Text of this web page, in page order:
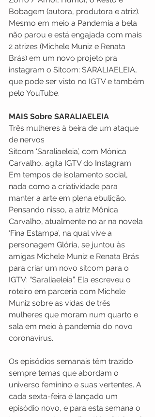
Bobagem (autora, produtora e atriz).
Mesmo em meio a Pandemia a bela
não parou e está engajada com mais
2 atrizes (Michele Muniz e Renata
Brás) em um novo projeto pra
instagram o Sitcom: SARALIAELEIA,
que pode ser visto no IGTV e também
pelo YouTube.
MAIS Sobre SARALIAELEIA
Três mulheres à beira de um ataque
de nervos
Sitcom ‘Saraliaeleia’, com Mônica
Carvalho, agita IGTV do Instagram.
Em tempos de isolamento social,
nada como a criatividade para
manter a arte em plena ebulição.
Pensando nisso, a atriz Mônica
Carvalho, atualmente no ar na novela
‘Fina Estampa’, na qual vive a
personagem Glória, se juntou às
amigas Michele Muniz e Renata Brás
para criar um novo sitcom para o
IGTV: “Saraliaeleia”. Ela escreveu o
roteiro em parceria com Michele
Muniz sobre as vidas de três
mulheres que moram num quarto e
sala em meio à pandemia do novo
coronavírus.
Os episódios semanais têm trazido
sempre temas que abordam o
universo feminino e suas vertentes. A
cada sexta-feira é lançado um
episódio novo, e para esta semana o